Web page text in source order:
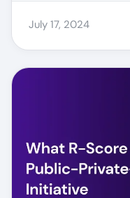
July 17, 2024